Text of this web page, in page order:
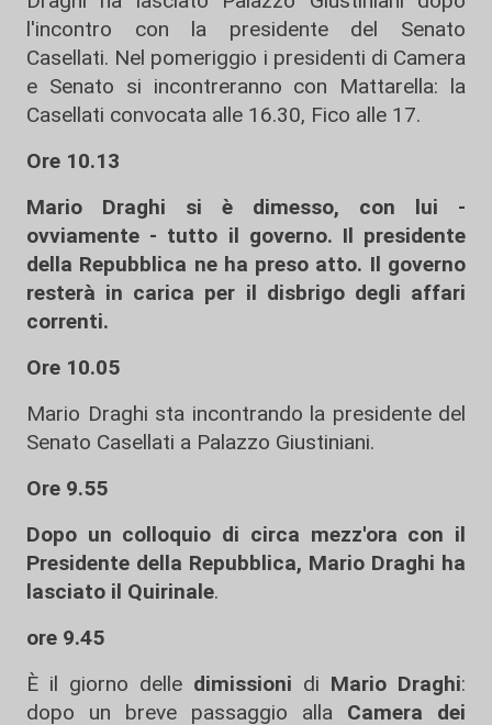
l'incontro con la presidente del Senato
Casellati. Nel pomeriggio i presidenti di Camera
e Senato si incontreranno con Mattarella: la
Casellati convocata alle 16.30, Fico alle 17.
Ore 10.13
Mario Draghi si è dimesso, con lui -
ovviamente - tutto il governo. Il presidente
della Repubblica ne ha preso atto. Il governo
resterà in carica per il disbrigo degli affari
correnti.
Ore 10.05
Mario Draghi sta incontrando la presidente del
Senato Casellati a Palazzo Giustiniani.
Ore 9.55
Dopo un colloquio di circa mezz'ora con il
Presidente della Repubblica, Mario Draghi ha
lasciato il Quirinale.
ore 9.45
È il giorno delle dimissioni di Mario Draghi:
dopo un breve passaggio alla Camera dei